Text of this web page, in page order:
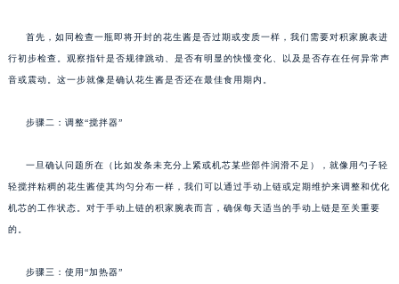
首先，如同检查一瓶即将开封的花生酱是否过期或变质一样，我们需要对积家腕表进
行初步检查。观察指针是否规律跳动、是否有明显的快慢变化、以及是否存在任何异常声
音或震动。这一步就像是确认花生酱是否还在最佳食用期内。
步骤二：调整“搅拌器”
一旦确认问题所在（比如发条未充分上紧或机芯某些部件润滑不足），就像用勺子轻
轻搅拌粘稠的花生酱使其均匀分布一样，我们可以通过手动上链或定期维护来调整和优化
机芯的工作状态。对于手动上链的积家腕表而言，确保每天适当的手动上链是至关重要
的。
步骤三：使用“加热器”